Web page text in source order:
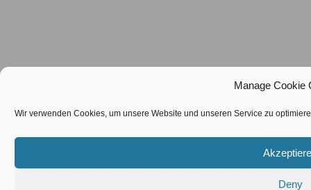
Manage Cookie
Wir verwenden Cookies, um unsere Website und unseren Service zu
Deny